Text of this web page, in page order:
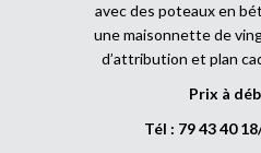
avec des poteaux en
une maisonnette de
d’attribution et plan
Prix à
Tél : 79 43 40